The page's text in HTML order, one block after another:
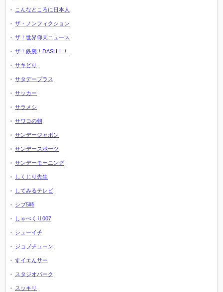
こんなところに日本人
ザ・ノンフィクション
ザ！世界仰天ニュース
ザ！鉄腕！DASH！！
サキどり
サタデープラス
サッカー
サラメシ
サワコの朝
サンデージャポン
サンデースポーツ
サンデーモーニング
しくじり先生
してみるテレビ
シブ5時
しゃべくり007
シューイチ
ジョブチューン
すイエんサー
スタジオパーク
スッキリ